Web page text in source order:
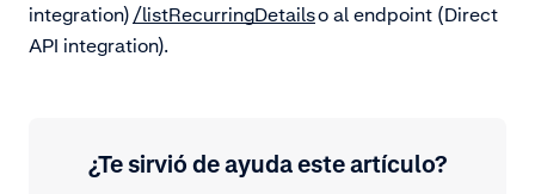
integration) /listRecurringDetailso al endpoint (Direct
API integration).
¿Te sirvió de ayuda este artículo?